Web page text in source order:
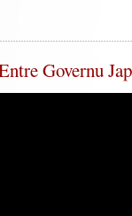
Governu